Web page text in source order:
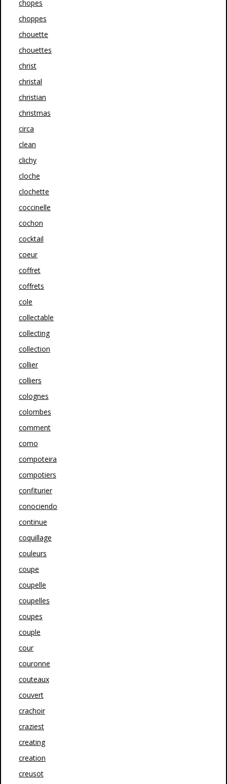
chopes
choppes
chouette
chouettes
christ
christal
christian
christmas
circa
clean
clichy
cloche
clochette
coccinelle
cochon
cocktail
coeur
coffret
coffrets
cole
collectable
collecting
collection
collier
colliers
colognes
colombes
comment
como
compoteira
compotiers
confiturier
conociendo
continue
coquillage
couleurs
coupe
coupelle
coupelles
coupes
couple
cour
couronne
couteaux
couvert
crachoir
craziest
creating
creation
creusot